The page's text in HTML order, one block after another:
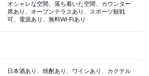
オシャレな空間、落ち着いた空間、カウンター
席あり、オープンテラスあり、スポーツ観戦
可、電源あり、無料Wi-Fiあり
日本酒あり、焼酎あり、ワインあり、カクテル